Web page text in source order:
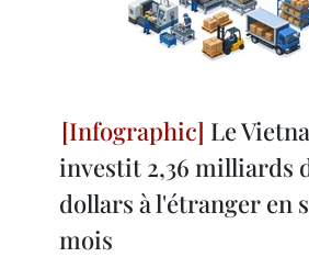
Le
investit 2,36 milliards
dollars à l'étranger en
mois